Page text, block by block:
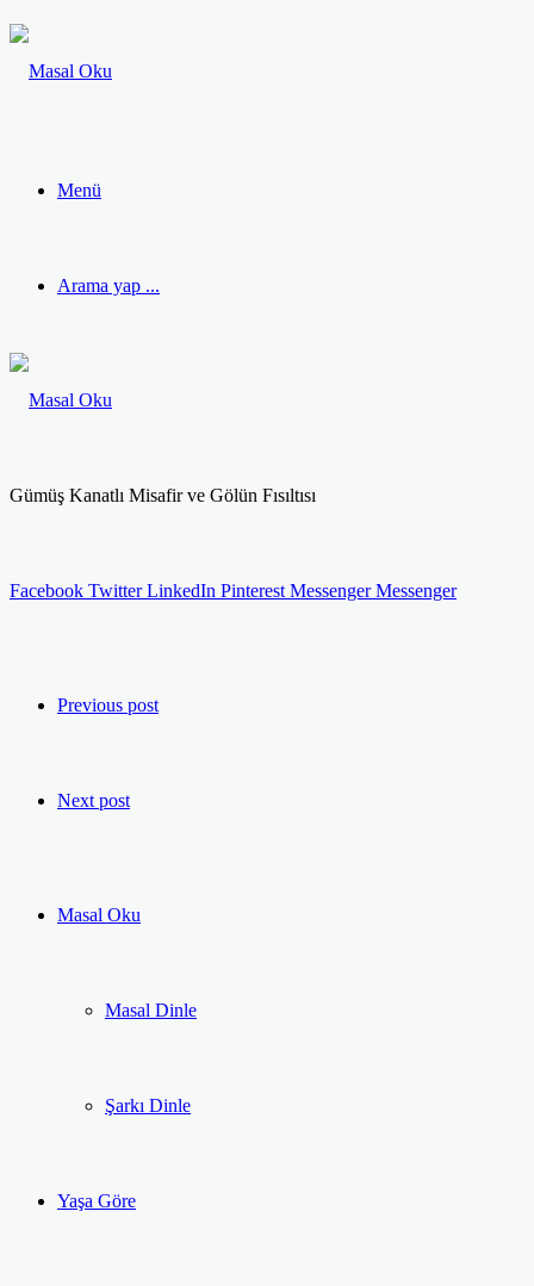
Menü
Arama yap ...
Gümüş Kanatlı Misafir ve Gölün Fısıltısı
Facebook Twitter LinkedIn Pinterest Messenger Messenger
Previous post
Next post
Masal Oku
Masal Dinle
Şarkı Dinle
Yaşa Göre